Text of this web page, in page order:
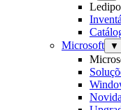
Microsoft
▼